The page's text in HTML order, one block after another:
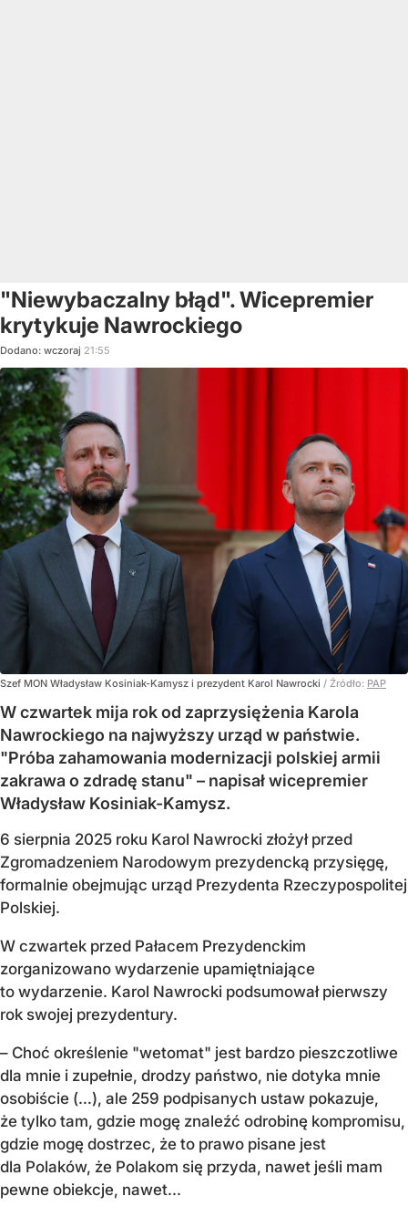
"Niewybaczalny błąd". Wicepremier
krytykuje Nawrockiego
Dodano: wczoraj 21:55
Szef MON Władysław Kosiniak-Kamysz i prezydent Karol Nawrocki / Źródło: PAP
W czwartek mija rok od zaprzysiężenia Karola
Nawrockiego na najwyższy urząd w państwie.
"Próba zahamowania modernizacji polskiej armii
zakrawa o zdradę stanu" – napisał wicepremier
Władysław Kosiniak-Kamysz.
6 sierpnia 2025 roku Karol Nawrocki złożył przed
Zgromadzeniem Narodowym prezydencką przysięgę,
formalnie obejmując urząd Prezydenta Rzeczypospolitej
Polskiej.
W czwartek przed Pałacem Prezydenckim
zorganizowano wydarzenie upamiętniające
to wydarzenie. Karol Nawrocki podsumował pierwszy
rok swojej prezydentury.
– Choć określenie "wetomat" jest bardzo pieszczotliwe
dla mnie i zupełnie, drodzy państwo, nie dotyka mnie
osobiście (…), ale 259 podpisanych ustaw pokazuje,
że tylko tam, gdzie mogę znaleźć odrobinę kompromisu,
gdzie mogę dostrzec, że to prawo pisane jest
dla Polaków, że Polakom się przyda, nawet jeśli mam
pewne obiekcje, nawet...